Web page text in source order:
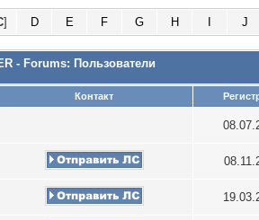
] D E F G H J
- Forums: Пользователи
Контакт